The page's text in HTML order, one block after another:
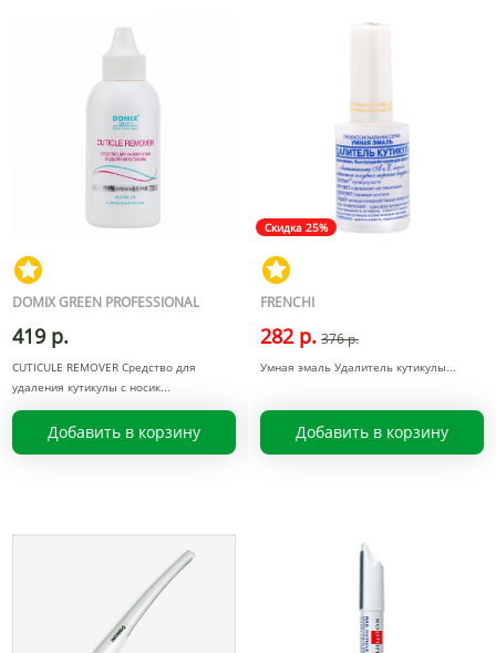
DOMIX GREEN PROFESSIONAL
419 р.
CUTICULE REMOVER Средство для
удаления кутикулы с носик
Добавить в корзину
Скидка 25%
FRENCHI
282 р. 376 р.
Умная эмаль Удалитель кутикулы
Добавить в корзину